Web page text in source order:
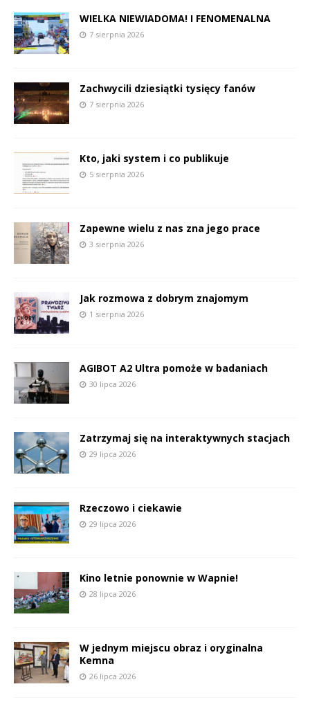
WIELKA NIEWIADOMA! I FENOMENALNA
7 sierpnia 2026
Zachwycili dziesiątki tysięcy fanów
7 sierpnia 2026
Kto, jaki system i co publikuje
5 sierpnia 2026
Zapewne wielu z nas zna jego prace
3 sierpnia 2026
Jak rozmowa z dobrym znajomym
1 sierpnia 2026
AGIBOT A2 Ultra pomoże w badaniach
30 lipca 2026
Zatrzymaj się na interaktywnych stacjach
29 lipca 2026
Rzeczowo i ciekawie
29 lipca 2026
Kino letnie ponownie w Wapnie!
28 lipca 2026
W jednym miejscu obraz i oryginalna
Kemna
26 lipca 2026